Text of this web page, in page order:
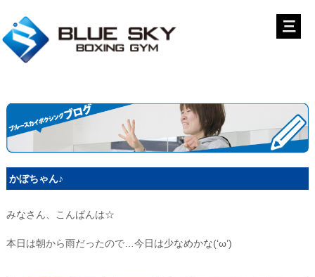
かぼちゃん♪
みなさん、こんばんは☆
本日は朝から雨だったので…今日は少なめかな(‘ω’)